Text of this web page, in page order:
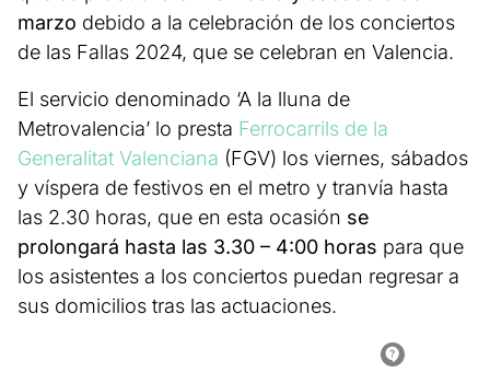
marzo debido a la celebración de los conciertos
de las Fallas 2024, que se celebran en Valencia.
El servicio denominado ‘A la lluna de
Metrovalencia’ lo presta Ferrocarrils de la
Generalitat Valenciana (FGV) los viernes, sábados
y víspera de festivos en el metro y tranvía hasta
las 2.30 horas, que en esta ocasión se
prolongará hasta las 3.30 – 4:00 horas para que
los asistentes a los conciertos puedan regresar a
sus domicilios tras las actuaciones.